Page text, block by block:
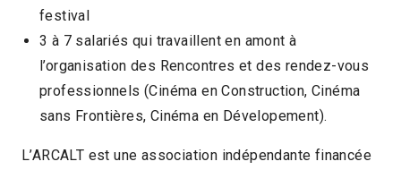
festival
3 à 7 salariés qui travaillent en amont à
l’organisation des Rencontres et des rendez-vous
professionnels (Cinéma en Construction, Cinéma
sans Frontières, Cinéma en Dévelopement).
L’ARCALT est une association indépendante financée